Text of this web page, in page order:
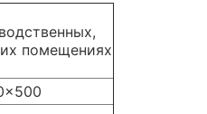
помещениях